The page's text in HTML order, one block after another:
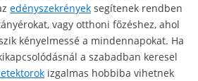
edényszekrények segítenek rendben
vagy otthoni főzéshez, ahol
kényelmessé a mindennapokat. Ha
a szabadban keresel
izgalmas hobbiba vihetnek